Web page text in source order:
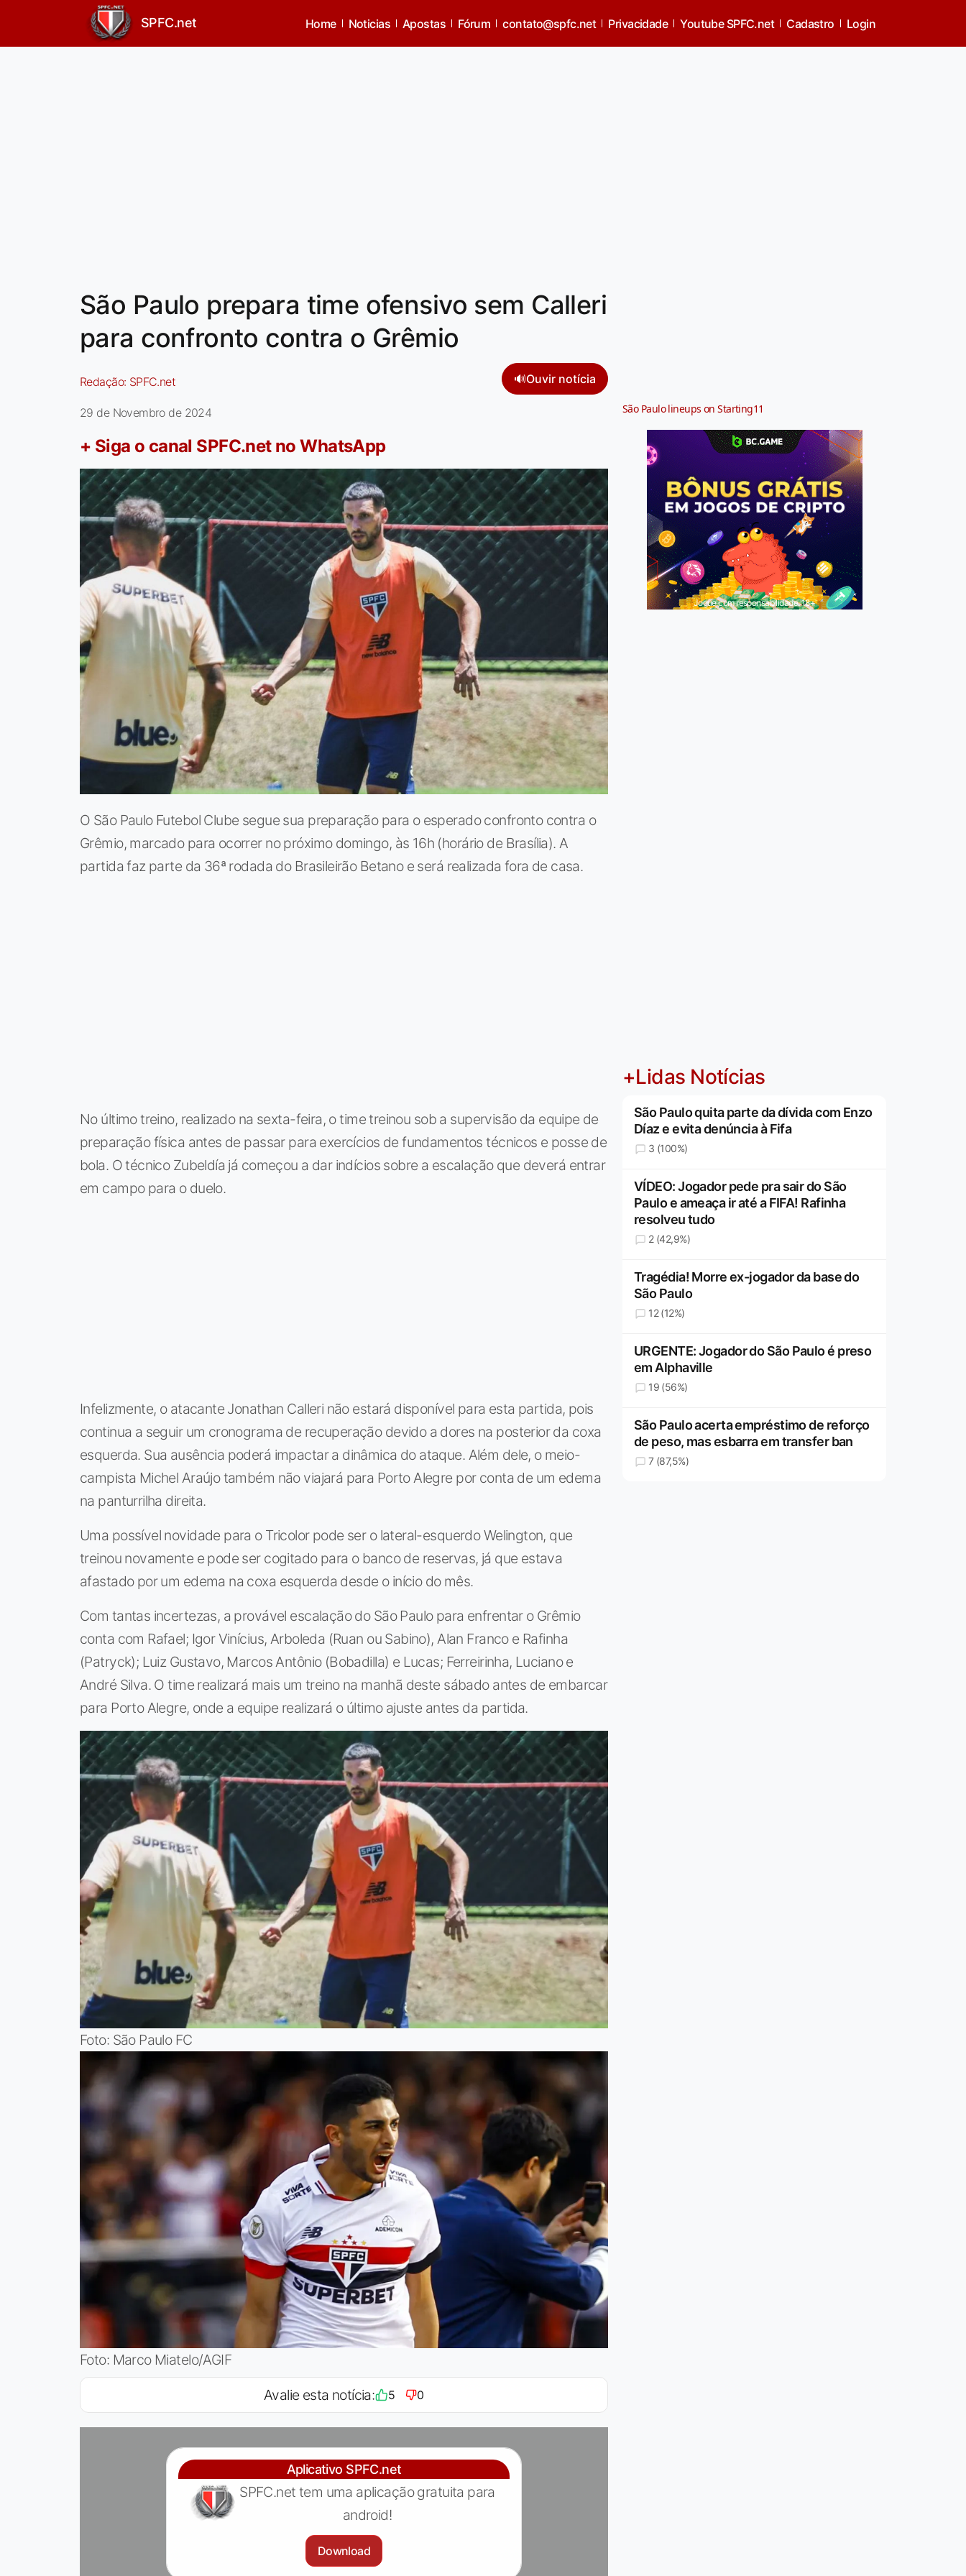
SPFC.net Home Noticias Apostas Fórum contato@spfc.net Privacidade Youtube SPFC.net Cadastro Login
São Paulo prepara time ofensivo sem Calleri
para confronto contra o Grêmio
Redação: SPFC.net 🔊Ouvir notícia
29 de Novembro de 2024
+ Siga o canal SPFC.net no WhatsApp
O São Paulo Futebol Clube segue sua preparação para o esperado confronto contra o
Grêmio, marcado para ocorrer no próximo domingo, às 16h (horário de Brasília). A
partida faz parte da 36ª rodada do Brasileirão Betano e será realizada fora de casa.
No último treino, realizado na sexta-feira, o time treinou sob a supervisão da equipe de
preparação física antes de passar para exercícios de fundamentos técnicos e posse de
bola. O técnico Zubeldía já começou a dar indícios sobre a escalação que deverá entrar
em campo para o duelo.
Infelizmente, o atacante Jonathan Calleri não estará disponível para esta partida, pois
continua a seguir um cronograma de recuperação devido a dores na posterior da coxa
esquerda. Sua ausência poderá impactar a dinâmica do ataque. Além dele, o meio-
campista Michel Araújo também não viajará para Porto Alegre por conta de um edema
na panturrilha direita.
Uma possível novidade para o Tricolor pode ser o lateral-esquerdo Welington, que
treinou novamente e pode ser cogitado para o banco de reservas, já que estava
afastado por um edema na coxa esquerda desde o início do mês.
Com tantas incertezas, a provável escalação do São Paulo para enfrentar o Grêmio
conta com Rafael; Igor Vinícius, Arboleda (Ruan ou Sabino), Alan Franco e Rafinha
(Patryck); Luiz Gustavo, Marcos Antônio (Bobadilla) e Lucas; Ferreirinha, Luciano e
André Silva. O time realizará mais um treino na manhã deste sábado antes de embarcar
para Porto Alegre, onde a equipe realizará o último ajuste antes da partida.
Foto: São Paulo FC
Foto: Marco Miatelo/AGIF
Avalie esta notícia: 5 0
Aplicativo SPFC.net
SPFC.net tem uma aplicação gratuita para
android!
Download
São Paulo lineups on Starting11
Jogue com responsabilidade. 18+
+Lidas Notícias
São Paulo quita parte da dívida com Enzo
Díaz e evita denúncia à Fifa
3 (100%)
VÍDEO: Jogador pede pra sair do São
Paulo e ameaça ir até a FIFA! Rafinha
resolveu tudo
2 (42,9%)
Tragédia! Morre ex-jogador da base do
São Paulo
12 (12%)
URGENTE: Jogador do São Paulo é preso
em Alphaville
19 (56%)
São Paulo acerta empréstimo de reforço
de peso, mas esbarra em transfer ban
7 (87,5%)